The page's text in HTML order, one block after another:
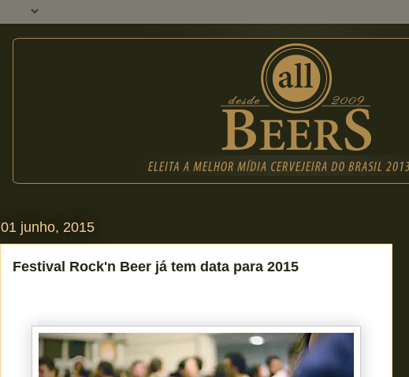
01 junho, 2015
Festival Rock'n Beer já tem data para 2015